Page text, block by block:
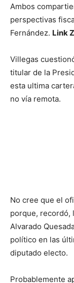
Ambos
perspectivas
Fernández. Link
Villegas
titular de la
esta ultima
no vía remota.
No cree que el
porque, recordó,
Alvarado
político en las
diputado electo.
Probablemente